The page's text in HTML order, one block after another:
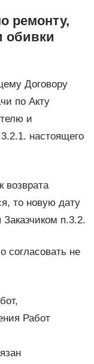
ремонту,
обивки
Договору
по Акту
и
настоящего
возврата
то новую дату
п.3.2.
согласовать не
Работ